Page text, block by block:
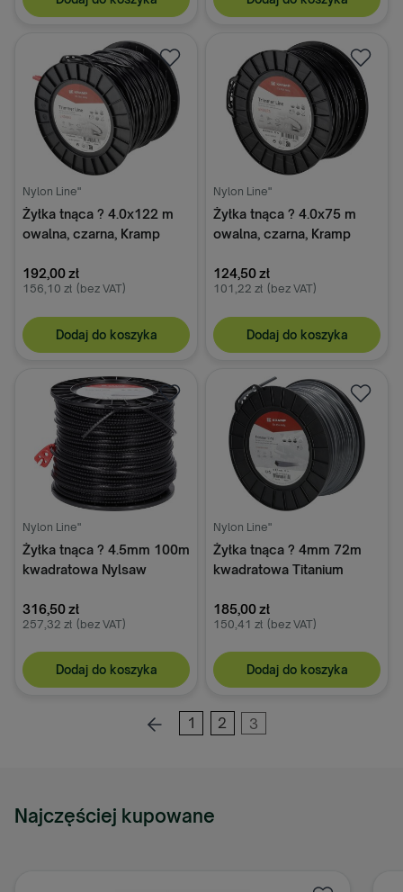
Nylon Line"
Żyłka tnąca ? 4.0x122 m
owalna, czarna, Kramp
192,00 zł
156,10 zł (bez VAT)
Dodaj do koszyka
Nylon Line"
Żyłka tnąca ? 4.0x75 m
owalna, czarna, Kramp
124,50 zł
101,22 zł (bez VAT)
Dodaj do koszyka
Nylon Line"
Żyłka tnąca ? 4.5mm 100m
kwadratowa Nylsaw
316,50 zł
257,32 zł (bez VAT)
Dodaj do koszyka
Nylon Line"
Żyłka tnąca ? 4mm 72m
kwadratowa Titanium
185,00 zł
150,41 zł (bez VAT)
Dodaj do koszyka
1 2 3
Najczęściej kupowane